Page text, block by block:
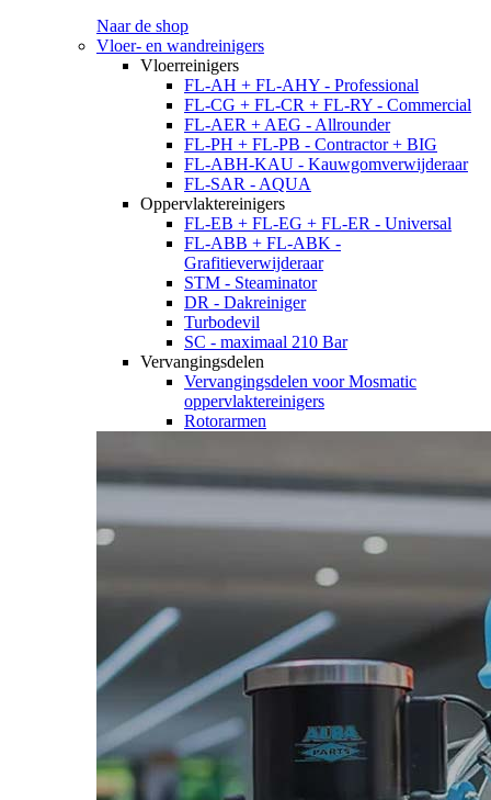
Naar de shop
Vloer- en wandreinigers
Vloerreinigers
FL-AH + FL-AHY - Professional
FL-CG + FL-CR + FL-RY - Commercial
FL-AER + AEG - Allrounder
FL-PH + FL-PB - Contractor + BIG
FL-ABH-KAU - Kauwgomverwijderaar
FL-SAR - AQUA
Oppervlaktereinigers
FL-EB + FL-EG + FL-ER - Universal
FL-ABB + FL-ABK -
Grafitieverwijderaar
STM - Steaminator
DR - Dakreiniger
Turbodevil
SC - maximaal 210 Bar
Vervangingsdelen
Vervangingsdelen voor Mosmatic
oppervlaktereinigers
Rotorarmen